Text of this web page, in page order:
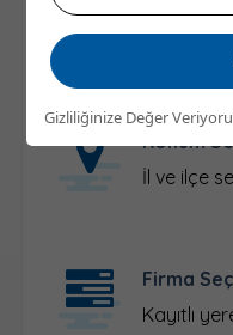
Gizliliğinize Değer
Konum
İl ve ilçe
Firma
Kayıtlı